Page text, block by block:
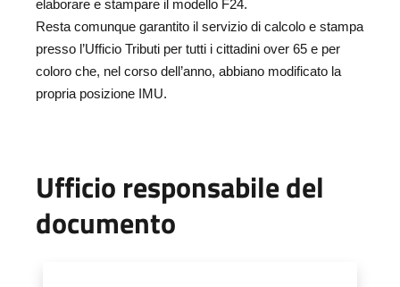
elaborare e stampare il modello F24.
Resta comunque garantito il servizio di calcolo e stampa
presso l’Ufficio Tributi per tutti i cittadini over 65 e per
coloro che, nel corso dell’anno, abbiano modificato la
propria posizione IMU.
Ufficio responsabile del
documento